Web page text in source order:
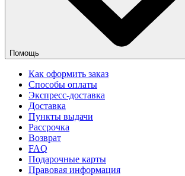
Помощь
Как оформить заказ
Способы оплаты
Экспресс-доставка
Доставка
Пункты выдачи
Рассрочка
Возврат
FAQ
Подарочные карты
Правовая информация